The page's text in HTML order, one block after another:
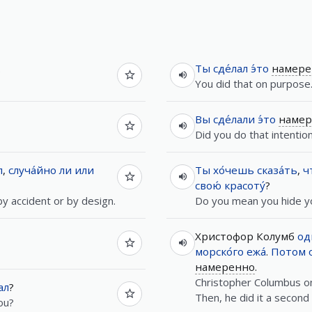
, случа́йно ли или
accident or by design.
?
Ты сде́лал э́то
You did that on purpose.
Вы сде́лали э́то
Did you do that
Ты хо́чешь сказа́ть,
свою́ красоту́?
Do you mean you hide
Христофор Колумб
морско́го ежа́. Потом
намеренно.
Christopher Columbus
Then, he did it a